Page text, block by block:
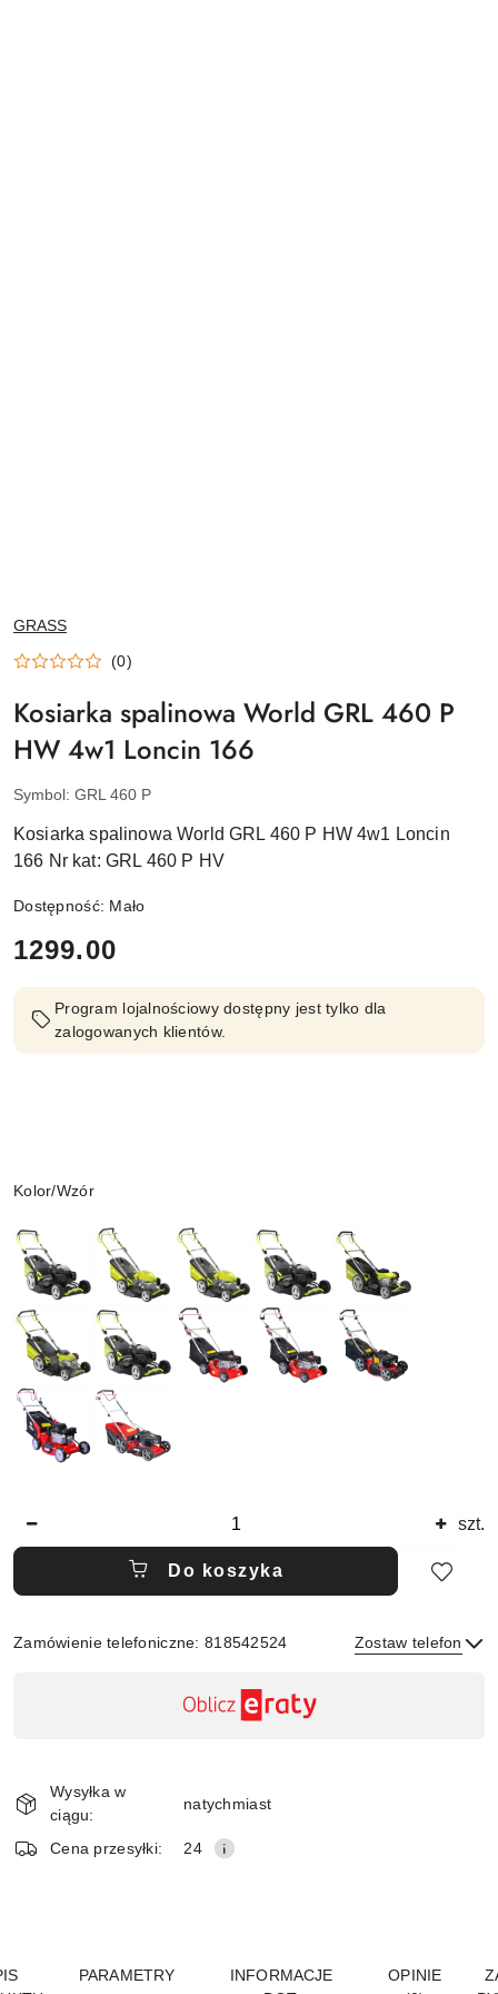
NAZWA
PRODUCENTA:
GRASS
(0)
Kosiarka spalinowa World GRL 460 P
HW 4w1 Loncin 166
Symbol: GRL 460 P
Kosiarka spalinowa World GRL 460 P HW 4w1 Loncin
166 Nr kat: GRL 460 P HV
Dostępność: Mało
cena:
1299.00
Program lojalnościowy dostępny jest tylko dla
zalogowanych klientów.
Wariant
Kolor/Wzór
szt.
Do koszyka
Zamówienie telefoniczne: 818542524 Zostaw telefon
dostawa
Wysyłka w
ciągu:
natychmiast
Cena przesyłki: 24
PARAMETRY
INFORMACJE
OPINIE